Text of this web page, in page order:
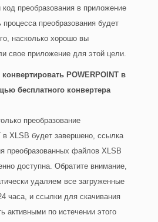
код преобразования в приложение
процесса преобразования будет
насколько хорошо вы
свое приложение для этой цели.
POWERPOINT в
бесплатного конвертера
преобразование
в XLSB будет завершено, ссылка
преобразованных файлов XLSB
доступна. Обратите внимание,
удаляем все загруженные
часа, и ссылки для скачивания
активными по истечении этого